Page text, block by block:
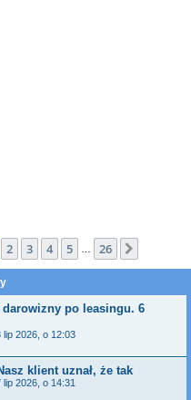
z26
2 3 4 5 26
po leasingu. 6
lip 2026, o 12:03
klient uznał, że tak
lip 2026, o 14:31